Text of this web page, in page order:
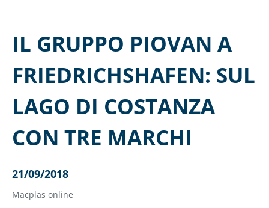
IL GRUPPO PIOVAN A
FRIEDRICHSHAFEN: SUL
LAGO DI COSTANZA
CON TRE MARCHI
21/09/2018
Macplas online